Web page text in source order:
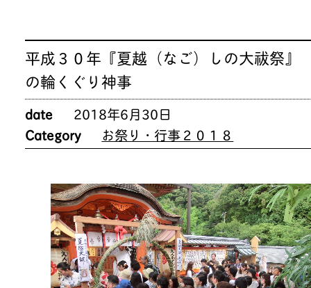
平成３０年『夏越（なご）しの大祓祭
の輪くぐり神事
date
2018年6月30日
Category
お祭り・行事２０１８